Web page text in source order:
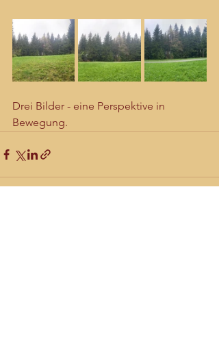
Drei Bilder - eine Perspektive in
Bewegung.